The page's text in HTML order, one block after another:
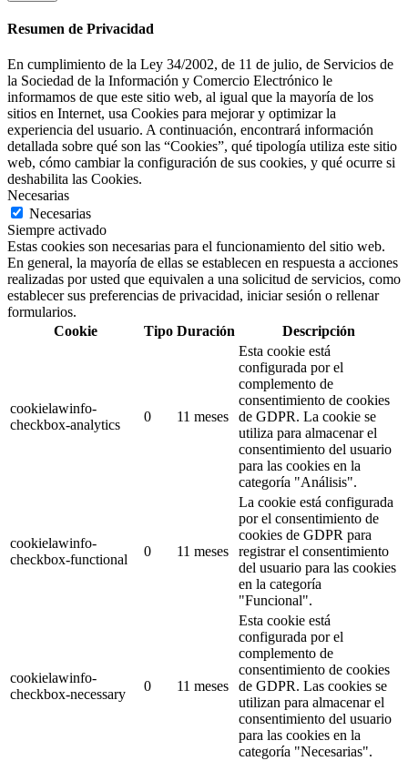
Resumen de Privacidad
En cumplimiento de la Ley 34/2002, de 11 de julio, de Servicios de
la Sociedad de la Información y Comercio Electrónico le
informamos de que este sitio web, al igual que la mayoría de los
sitios en Internet, usa Cookies para mejorar y optimizar la
experiencia del usuario. A continuación, encontrará información
detallada sobre qué son las “Cookies”, qué tipología utiliza este sitio
web, cómo cambiar la configuración de sus cookies, y qué ocurre si
deshabilita las Cookies.
Necesarias
Necesarias
Siempre activado
Estas cookies son necesarias para el funcionamiento del sitio web.
En general, la mayoría de ellas se establecen en respuesta a acciones
realizadas por usted que equivalen a una solicitud de servicios, como
establecer sus preferencias de privacidad, iniciar sesión o rellenar
formularios.
Cookie
Tipo Duración Descripción
cookielawinfo-
checkbox-analytics
0 11 meses
Esta cookie está
configurada por el
complemento de
consentimiento de cookies
de GDPR. La cookie se
utiliza para almacenar el
consentimiento del usuario
para las cookies en la
categoría "Análisis".
cookielawinfo-
checkbox-functional
0 11 meses
La cookie está configurada
por el consentimiento de
cookies de GDPR para
registrar el consentimiento
del usuario para las cookies
en la categoría
"Funcional".
cookielawinfo-
checkbox-necessary
0 11 meses
Esta cookie está
configurada por el
complemento de
consentimiento de cookies
de GDPR. Las cookies se
utilizan para almacenar el
consentimiento del usuario
para las cookies en la
categoría "Necesarias".